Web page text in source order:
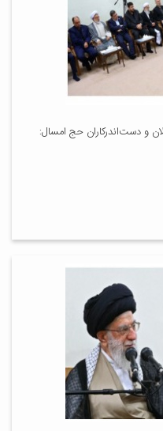
و دست‌اندرکاران حج امسال: